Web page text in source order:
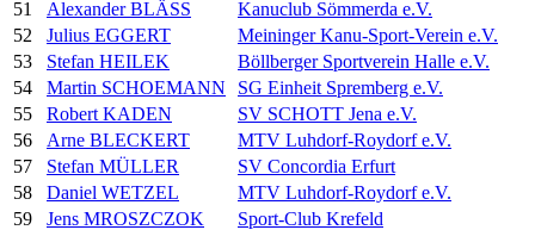
51
Alexander BLÄSS
Kanuclub Sömmerda e.V.
52
Julius EGGERT
Meininger Kanu-Sport-Verein e.V.
53
Stefan HEILEK
Böllberger Sportverein Halle e.V.
54
Martin SCHOEMANN
SG Einheit Spremberg e.V.
55
Robert KADEN
SV SCHOTT Jena e.V.
56
Arne BLECKERT
MTV Luhdorf-Roydorf e.V.
57
Stefan MÜLLER
SV Concordia Erfurt
58
Daniel WETZEL
MTV Luhdorf-Roydorf e.V.
59
Jens MROSZCZOK
Sport-Club Krefeld